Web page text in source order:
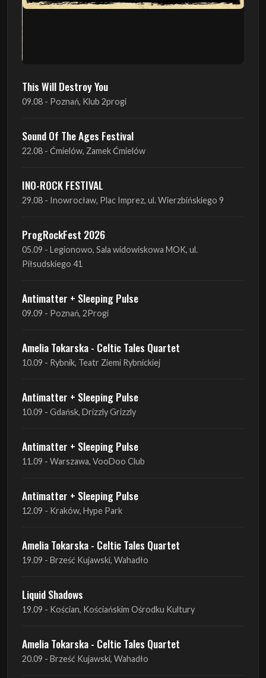
This Will Destroy You
09.08 - Poznań, Klub 2progi
Sound Of The Ages Festival
22.08 - Ćmielów, Zamek Ćmielów
INO-ROCK FESTIVAL
29.08 - Inowrocław, Plac Imprez, ul. Wierzbińskiego 9
ProgRockFest 2026
Antimatter + Sleeping Pulse
09.09 - Poznań, 2Progi
Amelia Tokarska - Celtic Tales Quartet
10.09 - Rybnik, Teatr Ziemi Rybnickiej
Antimatter + Sleeping Pulse
Antimatter + Sleeping Pulse
11.09 - Warszawa, VooDoo Club
Antimatter + Sleeping Pulse
12.09 - Kraków, Hype Park
Amelia Tokarska - Celtic Tales Quartet
19.09 - Brześć Kujawski, Wahadło
Liquid Shadows
19.09 - Kościan, Kościańskim Ośrodku Kultury
Amelia Tokarska - Celtic Tales Quartet
20.09 - Brześć Kujawski, Wahadło
Red Sand